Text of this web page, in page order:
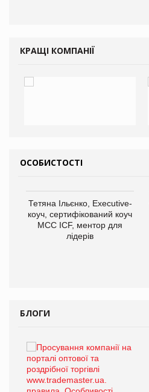
КРАЩІ КОМПАНІЇ
ОСОБИСТОСТІ
Тетяна Ільєнко, Executive-
коуч, сертифікований коуч
МСС ICF, ментор для
лідерів
БЛОГИ